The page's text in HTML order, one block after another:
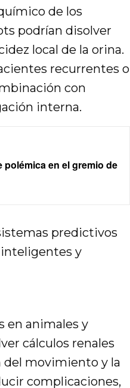
de los
podrían disolver
local de la orina.
recurrentes o
con
interna.
en el gremio de
predictivos
y
en animales y
cálculos renales
del movimiento y la
complicaciones,